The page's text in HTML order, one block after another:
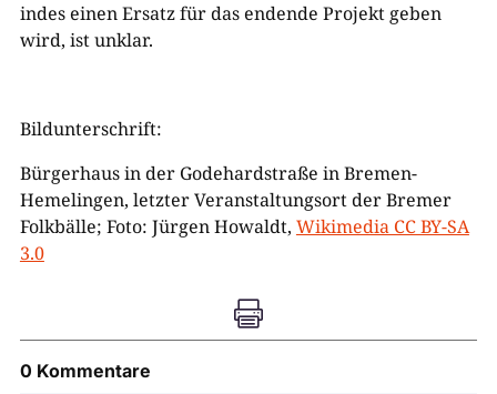
indes einen Ersatz für das endende Projekt geben
wird, ist unklar.
Bildunterschrift:
Bürgerhaus in der Godehardstraße in Bremen-
Hemelingen, letzter Veranstaltungsort der Bremer
Folkbälle; Foto: Jürgen Howaldt, Wikimedia CC BY-SA
3.0

0 Kommentare